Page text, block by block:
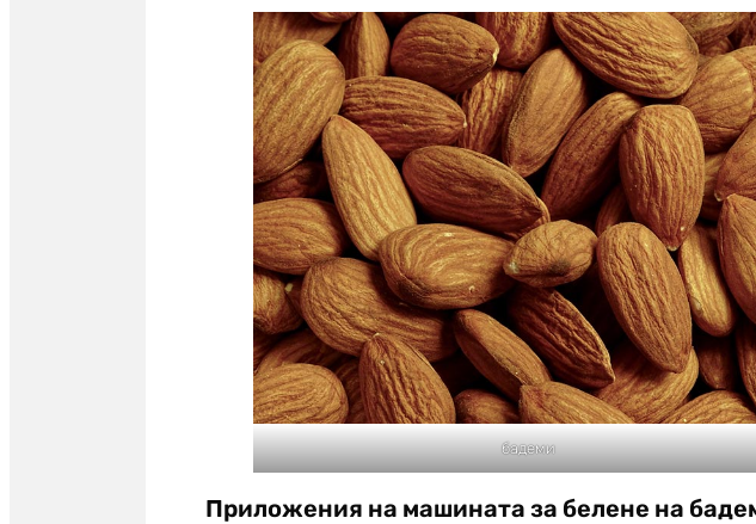
бадеми
Приложения на машината за белене на